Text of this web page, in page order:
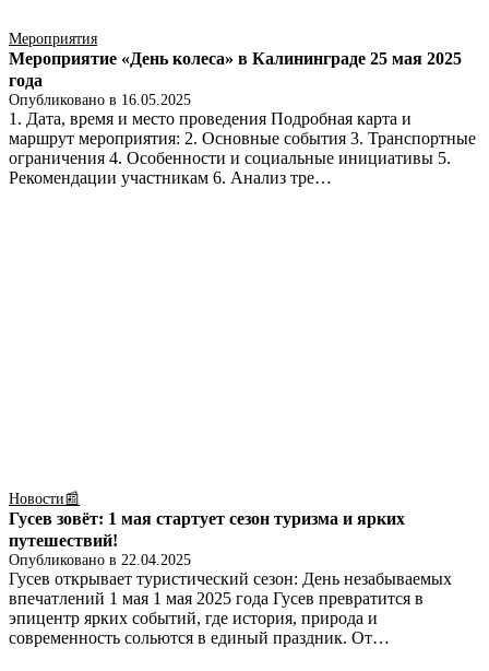
Мероприятия
Мероприятие «День колеса» в Калининграде 25 мая 2025
года
Опубликовано в 16.05.2025
1. Дата, время и место проведения Подробная карта и
маршрут мероприятия: 2. Основные события 3. Транспортные
ограничения 4. Особенности и социальные инициативы 5.
Рекомендации участникам 6. Анализ тре…
Новости📰
Гусев зовёт: 1 мая стартует сезон туризма и ярких
путешествий!
Опубликовано в 22.04.2025
Гусев открывает туристический сезон: День незабываемых
впечатлений 1 мая 1 мая 2025 года Гусев превратится в
эпицентр ярких событий, где история, природа и
современность сольются в единый праздник. От…